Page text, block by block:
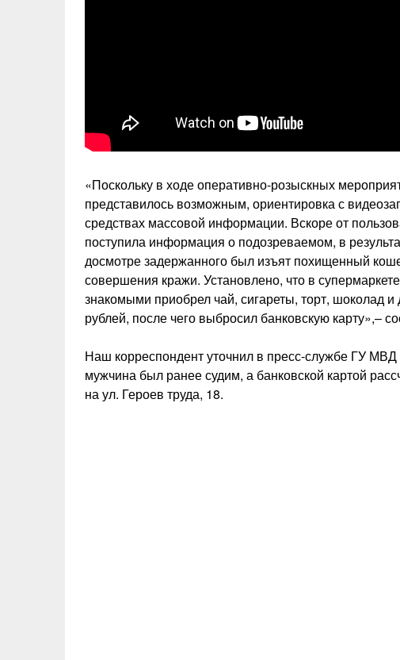
«Поскольку в ходе оперативно-розыскных
представилось возможным, ориентировка с
средствах массовой информации. Вскоре от
поступила информация о подозреваемом, в
досмотре задержанного был изъят похищенный
совершения кражи. Установлено, что в
знакомыми приобрел чай, сигареты, торт, шоколад
рублей, после чего выбросил банковскую карту»,–
Наш корреспондент уточнил в пресс-службе ГУ
мужчина был ранее судим, а банковской картой
на ул. Героев труда, 18.